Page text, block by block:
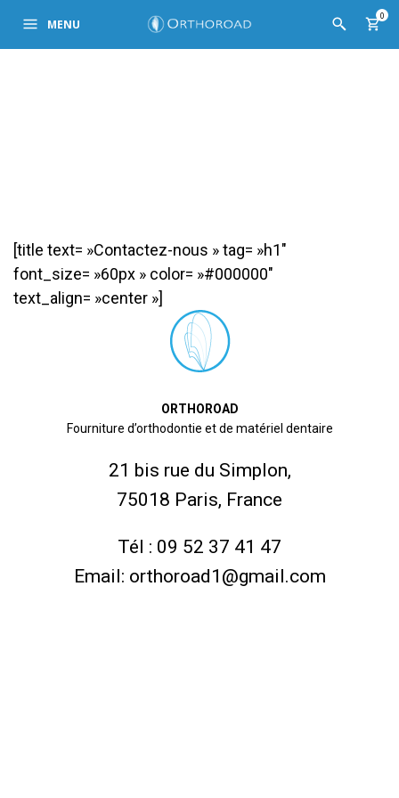
MENU
0
[title text= »Contactez-nous » tag= »h1″
font_size= »60px » color= »#000000″
text_align= »center »]
ORTHOROAD
Fourniture d’orthodontie et de matériel dentaire
21 bis rue du Simplon,
75018 Paris, France
Tél : 09 52 37 41 47
Email: orthoroad1@gmail.com